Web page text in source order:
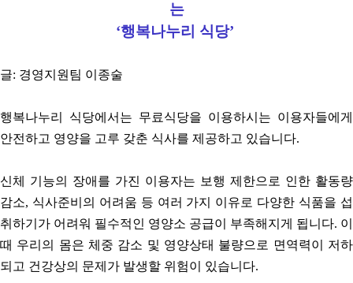
는
‘행복나누리 식당’
글: 경영지원팀 이종술
행복나누리 식당에서는 무료식당을 이용하시는 이용자들에게
안전하고 영양을 고루 갖춘 식사를 제공하고 있습니다.
신체 기능의 장애를 가진 이용자는 보행 제한으로 인한 활동량
감소, 식사준비의 어려움 등 여러 가지 이유로 다양한 식품을 섭
취하기가 어려워 필수적인 영양소 공급이 부족해지게 됩니다. 이
때 우리의 몸은 체중 감소 및 영양상태 불량으로 면역력이 저하
되고 건강상의 문제가 발생할 위험이 있습니다.